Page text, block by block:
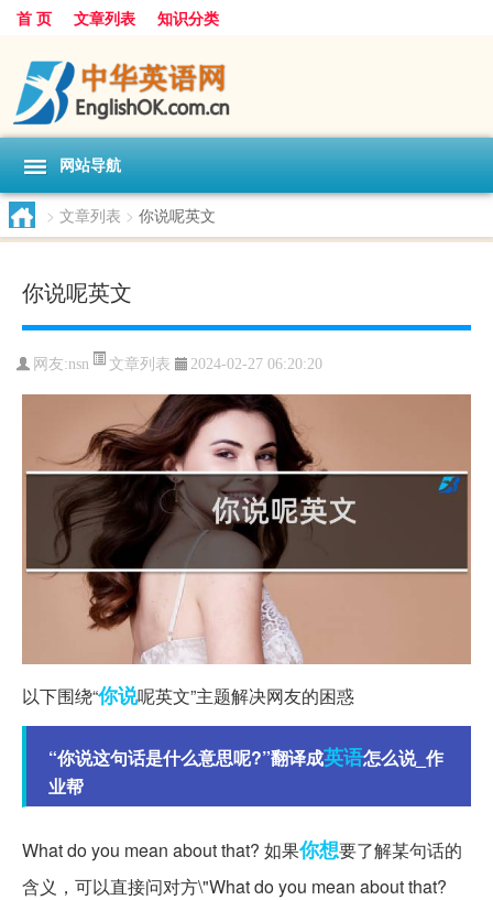
首 页 文章列表 知识分类
网站导航
> 文章列表 > 你说呢英文
你说呢英文
网友:nsn 文章列表 2024-02-27 06:20:20
以下围绕“你说呢英文”主题解决网友的困惑
“你说这句话是什么意思呢?”翻译成英语怎么说_作
业帮
What do you mean about that? 如果你想要了解某句话的
含义，可以直接问对方\"What do you mean about that?